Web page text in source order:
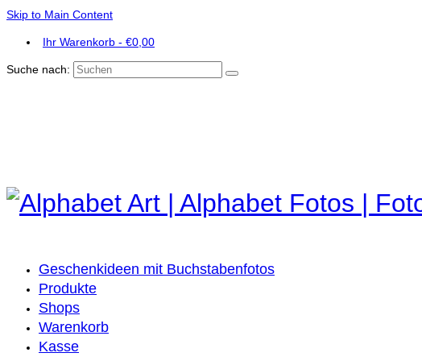
Skip to Main Content
Ihr Warenkorb - €0,00
Suche nach:
Geschenkideen mit Buchstabenfotos
Produkte
Shops
Warenkorb
Kasse